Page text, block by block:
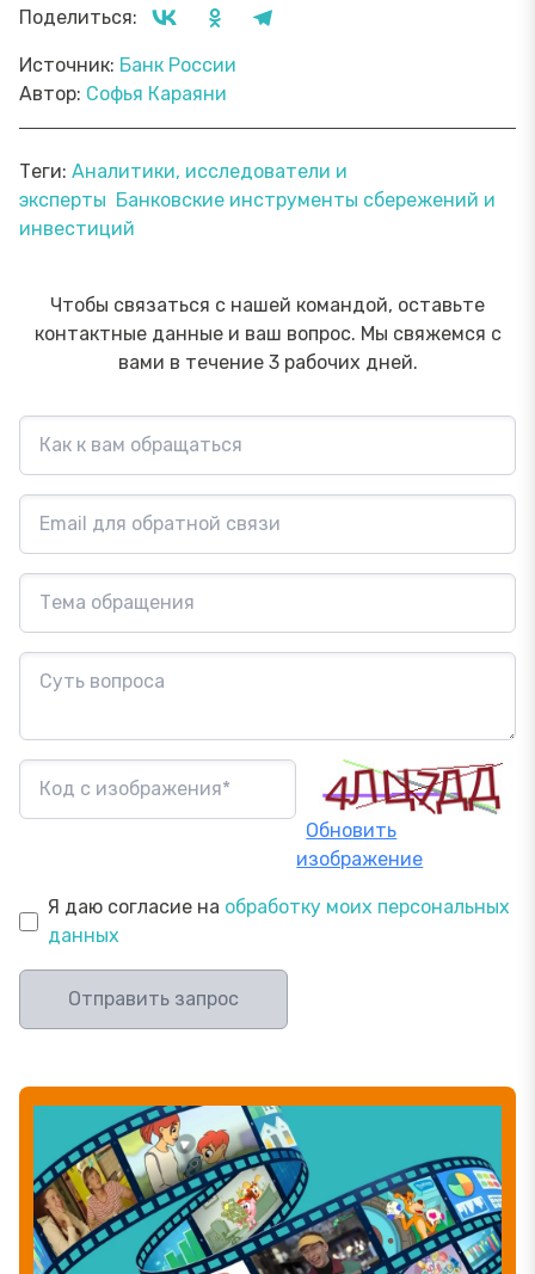
Поделиться:
Источник: Банк России
Автор: Софья Караяни
Теги: Аналитики, исследователи и
эксперты Банковские инструменты сбережений и
инвестиций
Чтобы связаться с нашей командой, оставьте
контактные данные и ваш вопрос. Мы свяжемся с
вами в течение 3 рабочих дней.
Обновить
изображение
Я даю согласие на обработку моих персональных
данных
Отправить запрос